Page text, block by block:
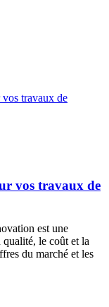
vos travaux de
est une
le coût et la
du marché et les